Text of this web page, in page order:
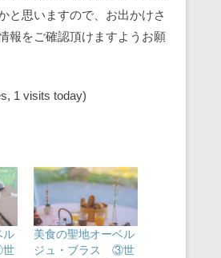
と思いますので、お出かけさ
報をご確認頂けますようお願
1 visits today)
ル
美食の聖地オーベル
ジュ・ブラス ③世